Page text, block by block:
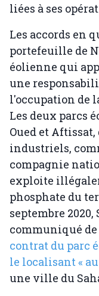
liées à ses
Les accords en
portefeuille de
éolienne qui
une
l'occupation de
Les deux parcs
Oued et
industriels,
compagnie
exploite
phosphate du
septembre 2020,
communiqué
contrat du parc
le localisant «
une ville du